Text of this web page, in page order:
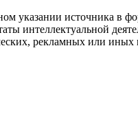
указании источника в
интеллектуальной
рекламных или иных